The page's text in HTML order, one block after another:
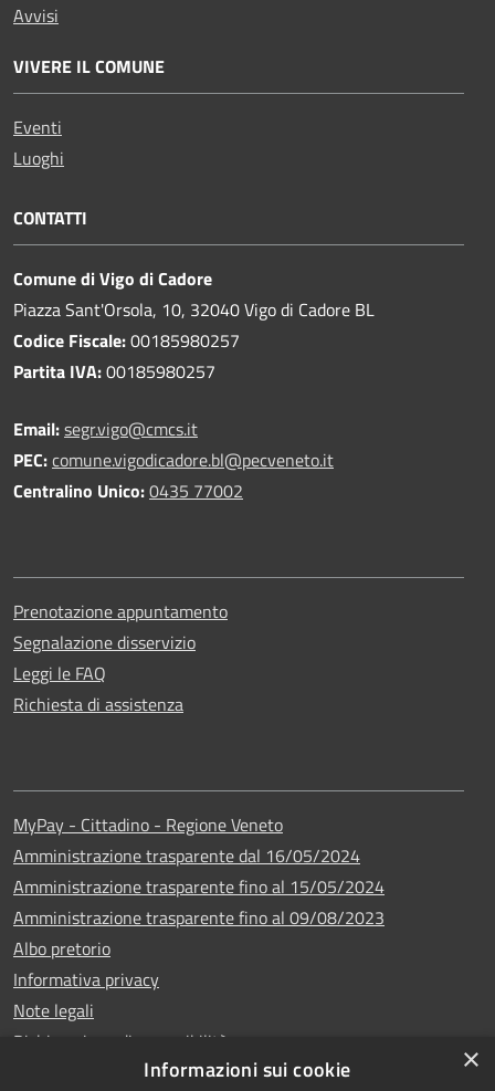
Avvisi
VIVERE IL COMUNE
Eventi
Luoghi
CONTATTI
Comune di Vigo di Cadore
Piazza Sant'Orsola, 10, 32040 Vigo di Cadore BL
Codice Fiscale:00185980257
Partita IVA:00185980257
Email:segr.vigo@cmcs.it
PEC:comune.vigodicadore.bl@pecveneto.it
Centralino Unico:0435 77002
Prenotazione appuntamento
Segnalazione disservizio
Leggi le FAQ
Richiesta di assistenza
MyPay - Cittadino - Regione Veneto
Amministrazione trasparente dal 16/05/2024
Amministrazione trasparente fino al 15/05/2024
Amministrazione trasparente fino al 09/08/2023
Albo pretorio
Informativa privacy
Note legali
Dichiarazione di accessibilità
×
Informazioni sui cookie